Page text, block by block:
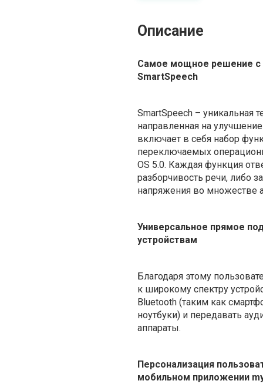
Описание
Самое мощное решение с
SmartSpeech
SmartSpeech – уникальная
направленная на
включает в себя набор
переключаемых
OS 5.0. Каждая функция
разборчивость речи, либо
напряжения во множестве
Универсальное прямое
устройствам
Благодаря этому
к широкому спектру
Bluetooth (таким как
ноутбуки) и передавать
аппараты.
Персонализация
мобильном приложении